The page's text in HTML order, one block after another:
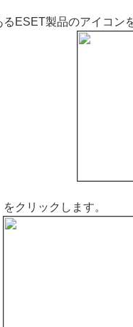
ESET製品のアイコン
クリックします。